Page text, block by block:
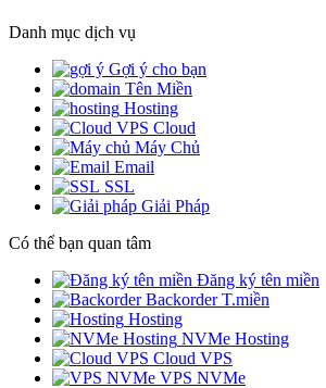
Danh mục dịch vụ
Gợi ý cho bạn
Tên Miền
Hosting
Cloud
Máy Chủ
Email
SSL
Giải Pháp
Có thể bạn quan tâm
Đăng ký tên miền
Backorder T.miền
Hosting
NVMe Hosting
Cloud VPS
VPS NVMe